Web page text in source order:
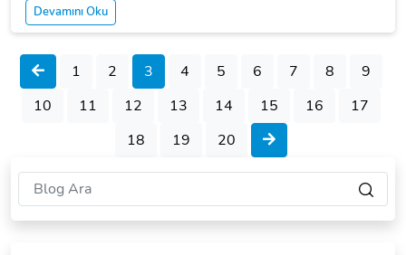
Devamını Oku
1 2 3 4 5 6 7 8
9
10
11 12 13 14 15 16
17
18
19 20